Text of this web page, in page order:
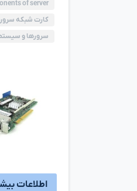
of server
کارت شبکه سرور
سرورها و
اطلاعات